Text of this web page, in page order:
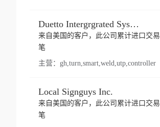
Duetto Intergrgrated Systems Inc.
来自美国的客户，此公司累计进口交易
笔
主营： gh,turn,smart,weld,utp,controller
Local Signguys Inc.
来自美国的客户，此公司累计进口交易
笔